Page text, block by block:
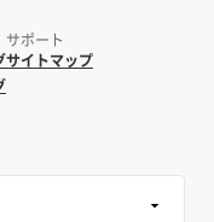
サポート
サイトマップ